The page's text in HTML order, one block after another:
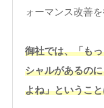
ォーマンス改善
御社では、「も
シャルがあるの
よね」というこ